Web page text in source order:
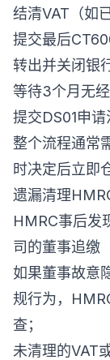
结清VAT（如
提交最后
转出并关闭银
等待3个月无
提交DS01申请
整个流程通常
时决定后立即
遗漏清理
HMRC事后发
司的董事追缴
如果董事故意
规行为，
查；
未清理的VAT